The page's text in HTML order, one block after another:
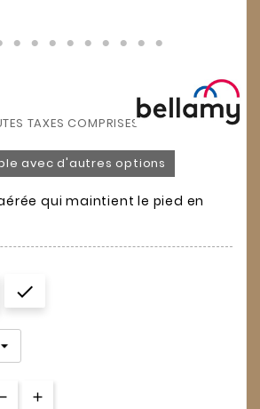
TAXES COMPRISES
avec d'autres options
qui maintient le pied en
